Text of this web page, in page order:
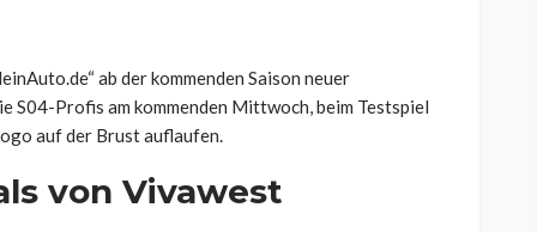
ab der kommenden Saison neuer
S04-Profis am kommenden Mittwoch, beim Testspiel
auf der Brust auflaufen.
von Vivawest